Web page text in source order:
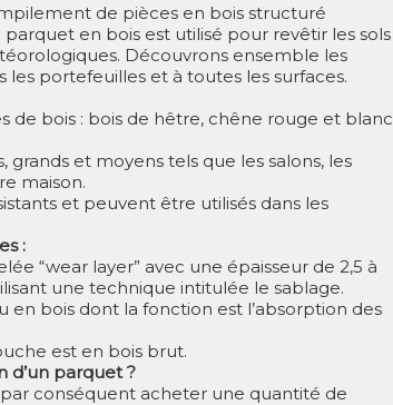
de pièces en bois structuré
en bois est utilisé pour revêtir les sols
Découvrons ensemble les
les portefeuilles et à toutes les surfaces.
de bois : bois de hêtre, chêne rouge et blanc
et moyens tels que les salons, les
maison.
et peuvent être utilisés dans les
:
“wear layer” avec une épaisseur de 2,5 à
une technique intitulée le sablage.
en bois dont la fonction est l’absorption des
est en bois brut.
d’un parquet ?
conséquent acheter une quantité de